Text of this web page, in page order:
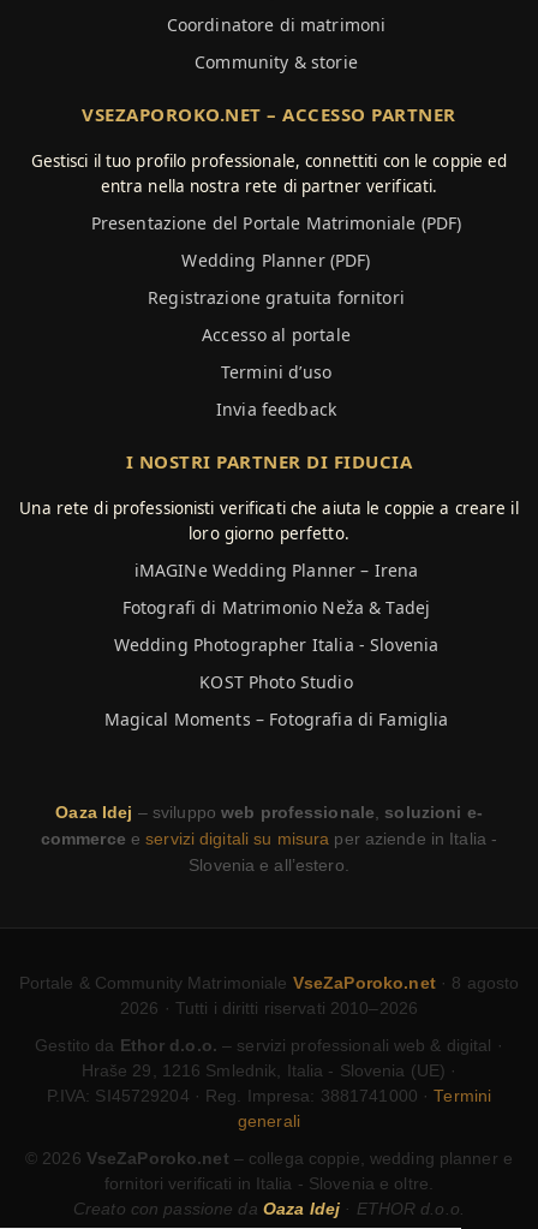
Coordinatore di matrimoni
Community & storie
VSEZAPOROKO.NET – ACCESSO PARTNER
Gestisci il tuo profilo professionale, connettiti con le coppie ed
entra nella nostra rete di partner verificati.
Presentazione del Portale Matrimoniale (PDF)
Wedding Planner (PDF)
Registrazione gratuita fornitori
Accesso al portale
Termini d’uso
Invia feedback
I NOSTRI PARTNER DI FIDUCIA
Una rete di professionisti verificati che aiuta le coppie a creare il
loro giorno perfetto.
iMAGINe Wedding Planner – Irena
Fotografi di Matrimonio Neža & Tadej
Wedding Photographer Italia - Slovenia
KOST Photo Studio
Magical Moments – Fotografia di Famiglia
Oaza Idej – sviluppoweb professionale, soluzioni e-
commerce eservizi digitali su misura per aziende in Italia -
Slovenia e all’estero.
Portale & Community Matrimoniale VseZaPoroko.net · 8 agosto
2026 · Tutti i diritti riservati 2010–2026
Gestito da Ethor d.o.o. – servizi professionali web & digital ·
Hraše 29, 1216 Smlednik, Italia - Slovenia (UE) ·
P.IVA: SI45729204 · Reg. Impresa: 3881741000 ·Termini
generali
© 2026 VseZaPoroko.net – collega coppie, wedding planner e
fornitori verificati in Italia - Slovenia e oltre.
Creato con passione da Oaza Idej · ETHOR d.o.o.